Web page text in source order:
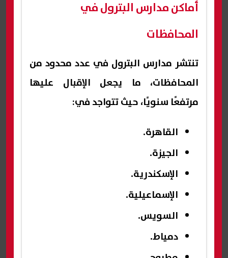
أماكن مدارس البترول في
المحافظات
تنتشر مدارس البترول في عدد محدود من
المحافظات، ما يجعل الإقبال عليها
مرتفعًا سنويًا، حيث تتواجد في:
القاهرة.
الجيزة.
الإسكندرية.
الإسماعيلية.
السويس.
دمياط.